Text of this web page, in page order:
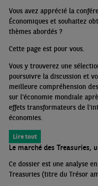
Vous avez apprécié la
Économiques et souhaitez
thèmes abordés?
Cette page est pour vous.
Vous y trouverez une
poursuivre la discussion et
meilleure compréhension
sur l'économie mondiale
effets transformateurs de
économies.
Lire tout
Le marché des Treasuries,
Ce dossier est une analyse
Treasuries (titre du Trésor